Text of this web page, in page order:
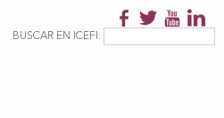
Formulario de
BUSCAR EN ICEFI: